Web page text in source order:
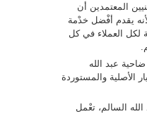
المعتمدين أن
يقدم أفْضل خدْمة
لكل العملاء في كل
عبد الله
الأصلية والمستوردة
السالم، تعْمل